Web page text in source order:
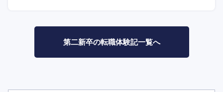
第二新卒の転職体験記一覧へ